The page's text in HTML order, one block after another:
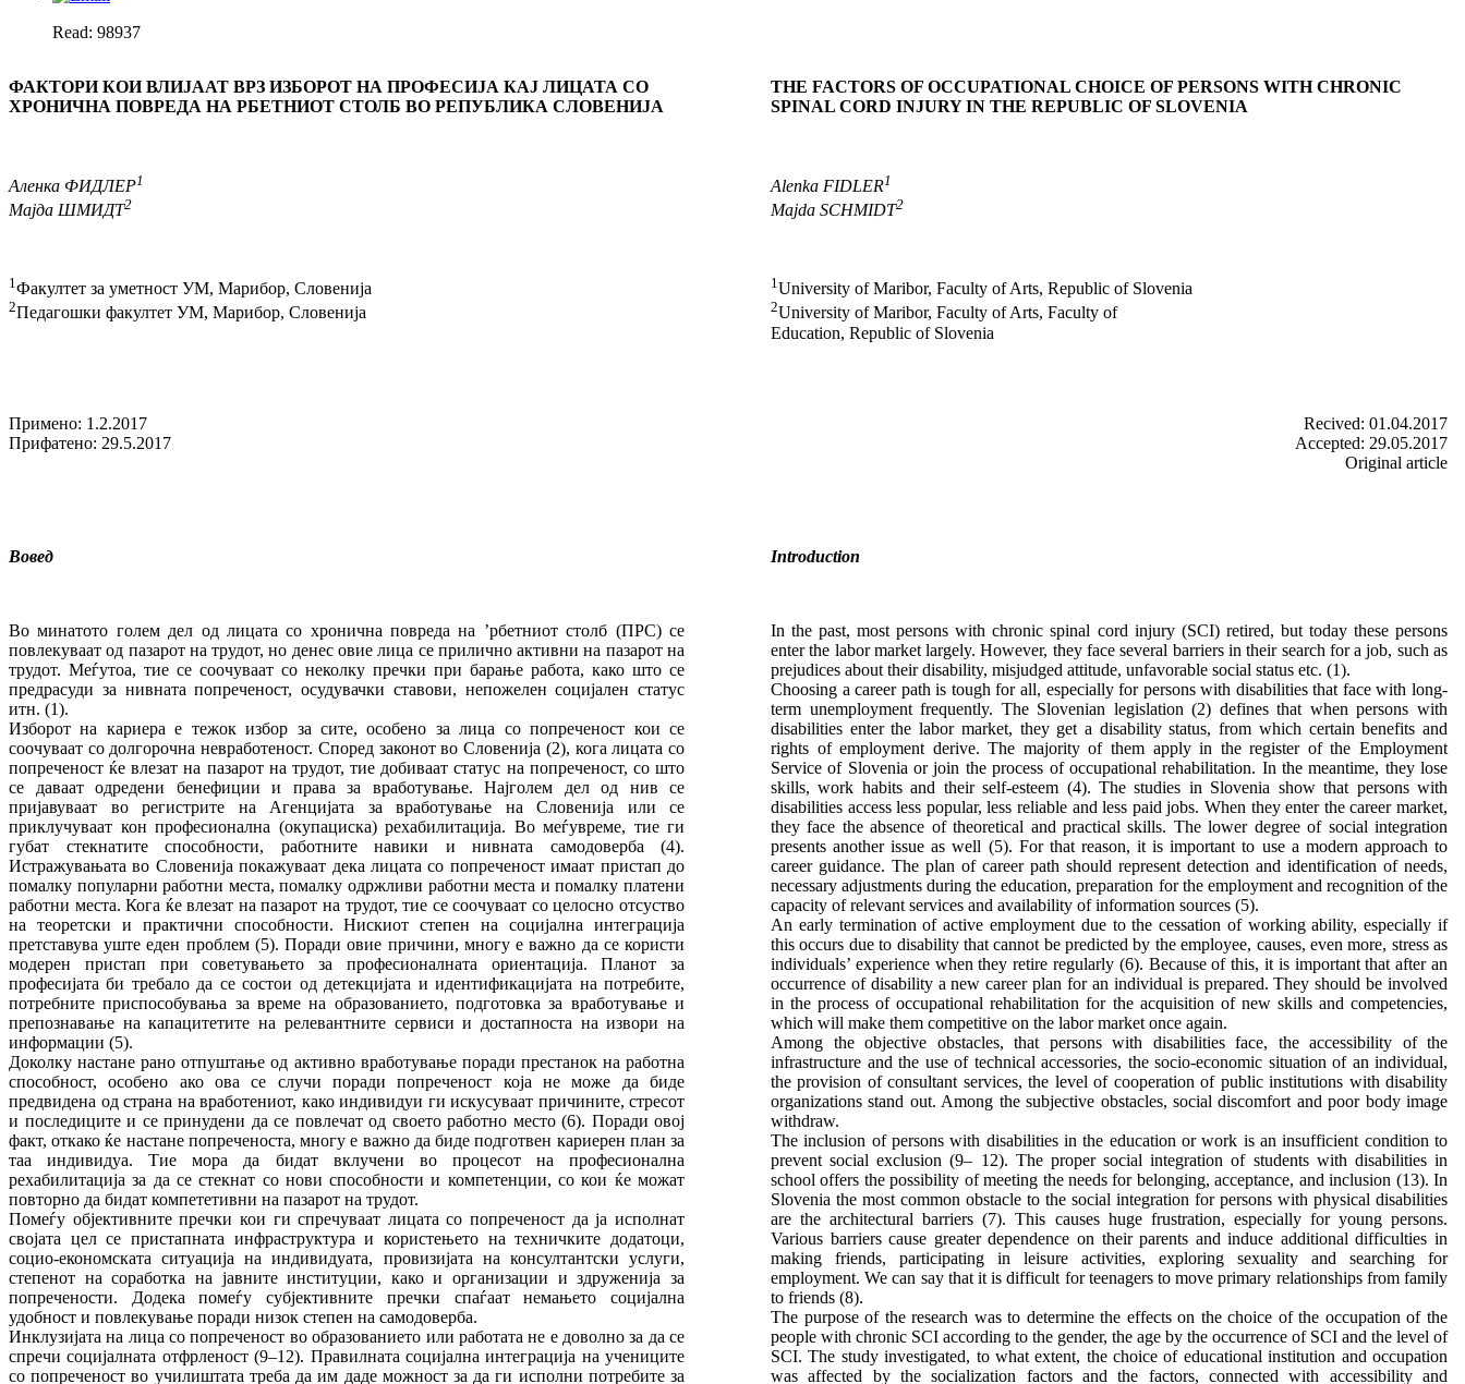
Read: 98937
ФАКТОРИ КОИ ВЛИЈААТ ВРЗ ИЗБОРОТ НА ПРОФЕСИЈА КАЈ ЛИЦАТА СО
ХРОНИЧНА ПОВРЕДА НА РБЕТНИОТ СТОЛБ ВО РЕПУБЛИКА СЛОВЕНИЈА
Аленка ФИДЛЕР1
Мајда ШМИДТ2
1 Факултет за уметност УМ, Марибор, Словенија
2Педагошки факултет УМ, Марибор, Словенија
THE FACTORS OF OCCUPATIONAL CHOICE OF PERSONS WITH CHRONIC
SPINAL CORD INJURY IN THE REPUBLIC OF SLOVENIA
Alenka FIDLER1
Majda SCHMIDT2
1 University of Maribor, Faculty of Arts, Republic of Slovenia
2University of Maribor, Faculty of Arts, Faculty of
Education, Republic of Slovenia
Примено: 1.2.2017
Прифатено: 29.5.2017
Recived: 01.04.2017
Accepted: 29.05.2017
Original article
Вовед Introduction
Во минатото голем дел од лицата со хронична повреда на ’рбетниот столб (ПРС) се
повлекуваат од пазарот на трудот, но денес овие лица се прилично активни на пазарот на
трудот. Меѓутоа, тие се соочуваат со неколку пречки при барање работа, како што се
предрасуди за нивната попреченост, осудувачки ставови, непожелен социјален статус
итн. (1).
Изборот на кариера е тежок избор за сите, особено за лица со попреченост кои се
соочуваат со долгорочна невработеност. Според законот во Словенија (2), кога лицата со
попреченост ќе влезат на пазарот на трудот, тие добиваат статус на попреченост, со што
се даваат одредени бенефиции и права за вработување. Најголем дел од нив се
пријавуваат во регистрите на Агенцијата за вработување на Словенија или се
приклучуваат кон професионална (окупациска) рехабилитација. Во меѓувреме, тие ги
губат стекнатите способности, работните навики и нивната самодоверба (4).
Истражувањата во Словенија покажуваат дека лицата со попреченост имаат пристап до
помалку популарни работни места, помалку одржливи работни места и помалку платени
работни места. Кога ќе влезат на пазарот на трудот, тие се соочуваат со целосно отсуство
на теоретски и практични способности. Нискиот степен на социјална интеграција
претставува уште еден проблем (5). Поради овие причини, многу е важно да се користи
модерен пристап при советувањето за професионалната ориентација. Планот за
професијата би требало да се состои од детекцијата и идентификацијата на потребите,
потребните приспособувања за време на образованието, подготовка за вработување и
препознавање на капацитетите на релевантните сервиси и достапноста на извори на
информации (5).
Доколку настане рано отпуштање од активно вработување поради престанок на работна
способност, особено ако ова се случи поради попреченост која не може да биде
предвидена од страна на вработениот, како индивидуи ги искусуваат причините, стресот
и последиците и се принудени да се повлечат од своето работно место (6). Поради овој
факт, откако ќе настане попреченоста, многу е важно да биде подготвен кариерен план за
таа индивидуа. Тие мора да бидат вклучени во процесот на професионална
рехабилитација за да се стекнат со нови способности и компетенции, со кои ќе можат
повторно да бидат компететивни на пазарот на трудот.
Помеѓу објективните пречки кои ги спречуваат лицата со попреченост да ја исполнат
својата цел се пристапната инфраструктура и користењето на техничките додатоци,
социо-економската ситуација на индивидуата, провизијата на консултантски услуги,
степенот на соработка на јавните институции, како и организации и здруженија за
попречености. Додека помеѓу субјективните пречки спаѓаат немањето социјална
удобност и повлекување поради низок степен на самодоверба.
Инклузијата на лица со попреченост во образованието или работата не е доволно за да се
спречи социјалната отфрленост (9–12). Правилната социјална интеграција на учениците
со попреченост во училиштата треба да им даде можност за да ги исполни потребите за
In the past, most persons with chronic spinal cord injury (SCI) retired, but today these persons
enter the labor market largely. However, they face several barriers in their search for a job, such as
prejudices about their disability, misjudged attitude, unfavorable social status etc. (1).
Choosing a career path is tough for all, especially for persons with disabilities that face with long-
term unemployment frequently. The Slovenian legislation (2) defines that when persons with
disabilities enter the labor market, they get a disability status, from which certain benefits and
rights of employment derive. The majority of them apply in the register of the Employment
Service of Slovenia or join the process of occupational rehabilitation. In the meantime, they lose
skills, work habits and their self-esteem (4). The studies in Slovenia show that persons with
disabilities access less popular, less reliable and less paid jobs. When they enter the career market,
they face the absence of theoretical and practical skills. The lower degree of social integration
presents another issue as well (5). For that reason, it is important to use a modern approach to
career guidance. The plan of career path should represent detection and identification of needs,
necessary adjustments during the education, preparation for the employment and recognition of the
capacity of relevant services and availability of information sources (5).
An early termination of active employment due to the cessation of working ability, especially if
this occurs due to disability that cannot be predicted by the employee, causes, even more, stress as
individuals’ experience when they retire regularly (6). Because of this, it is important that after an
occurrence of disability a new career plan for an individual is prepared. They should be involved
in the process of occupational rehabilitation for the acquisition of new skills and competencies,
which will make them competitive on the labor market once again.
Among the objective obstacles, that persons with disabilities face, the accessibility of the
infrastructure and the use of technical accessories, the socio-economic situation of an individual,
the provision of consultant services, the level of cooperation of public institutions with disability
organizations stand out. Among the subjective obstacles, social discomfort and poor body image
withdraw.
The inclusion of persons with disabilities in the education or work is an insufficient condition to
prevent social exclusion (9– 12). The proper social integration of students with disabilities in
school offers the possibility of meeting the needs for belonging, acceptance, and inclusion (13). In
Slovenia the most common obstacle to the social integration for persons with physical disabilities
are the architectural barriers (7). This causes huge frustration, especially for young persons.
Various barriers cause greater dependence on their parents and induce additional difficulties in
making friends, participating in leisure activities, exploring sexuality and searching for
employment. We can say that it is difficult for teenagers to move primary relationships from family
to friends (8).
The purpose of the research was to determine the effects on the choice of the occupation of the
people with chronic SCI according to the gender, the age by the occurrence of SCI and the level of
SCI. The study investigated, to what extent, the choice of educational institution and occupation
was affected by the socialization factors and the factors, connected with accessibility and